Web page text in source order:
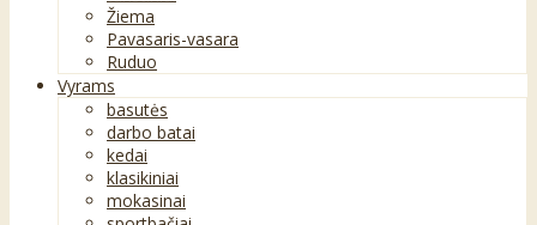
Žiema
Pavasaris-vasara
Ruduo
Vyrams
basutės
darbo batai
kedai
klasikiniai
mokasinai